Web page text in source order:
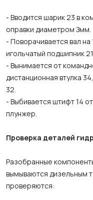
- Вводится шарик 23 в
оправки диаметром Змм.
- Поворачивается вал на
игольчатый подшипник
- Вынимается от
дистанционная втулка
32.
- Выбивается штифт 14
плунжер.
Проверка деталей
Разобранные
вымываются дизельным
проверяются: